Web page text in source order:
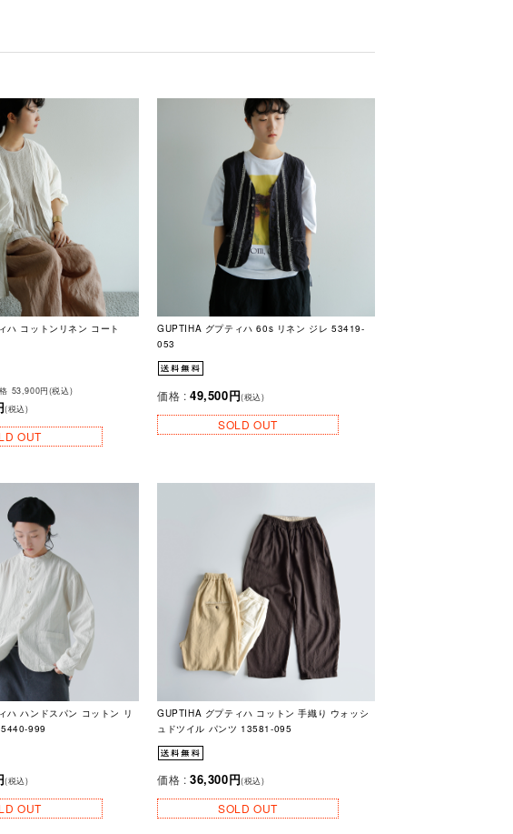
ハ コットンリネン コート
53,900円(税込)
(税込)
OUT
GUPTIHA グプティハ 60s リネン ジレ 53419-
053
価格 : 49,500円(税込)
SOLD OUT
ハ ハンドスパン コットン リ
999
(税込)
OUT
GUPTIHA グプティハ コットン 手織り ウォッシ
ュドツイル パンツ 13581-095
価格 : 36,300円(税込)
SOLD OUT